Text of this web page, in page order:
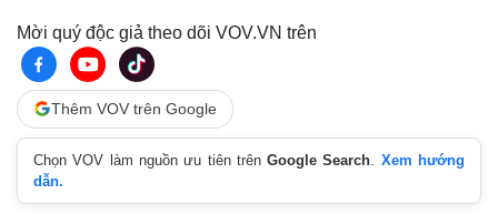
Giá cà phê
Mời quý độc giả theo dõi VOV.VN trên
Thêm VOV trên Google
Chọn VOV làm nguồn ưu tiên trênGoogle Search
Xem hướng
dẫn.